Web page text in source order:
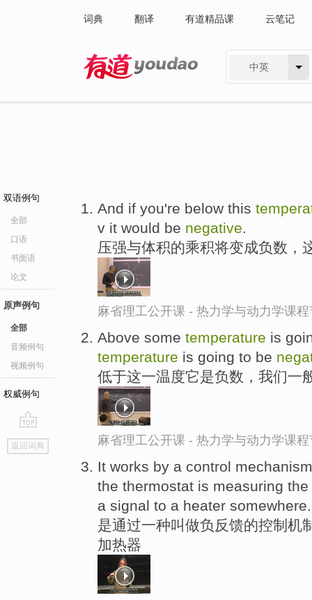
词典 翻译 有道精品课 云笔记
中英
双语例句
全部
口语
书面语
论文
原声例句
全部
音频例句
视频例句
权威例句
go
top
返回词典
And if you're below this
v it would be negative.
压强与体积的乘积将变成负数，
麻省理工公开课 - 热力学与动力学课
Above some temperature is
temperature is going to be
低于这一温度它是负数，我们一
麻省理工公开课 - 热力学与动力学课
It works by a control
the thermostat is measuring the
a signal to a heater somewhere.
是通过一种叫做负反馈的控制机
加热器